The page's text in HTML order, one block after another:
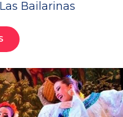
Bailarinas